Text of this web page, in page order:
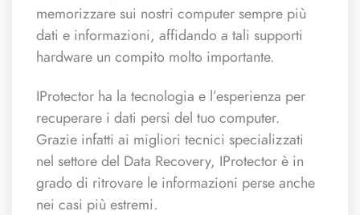
memorizzare sui nostri computer sempre più
dati e informazioni, affidando a tali supporti
hardware un compito molto importante.
IProtector ha la tecnologia e l’esperienza per
recuperare i dati persi del tuo computer.
Grazie infatti ai migliori tecnici specializzati
nel settore del Data Recovery, IProtector è in
grado di ritrovare le informazioni perse anche
nei casi più estremi.